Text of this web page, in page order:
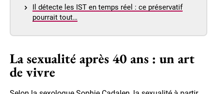
Il détecte les IST en temps réel : ce préservatif
pourrait tout…
La sexualité après 40 ans : un art
de vivre